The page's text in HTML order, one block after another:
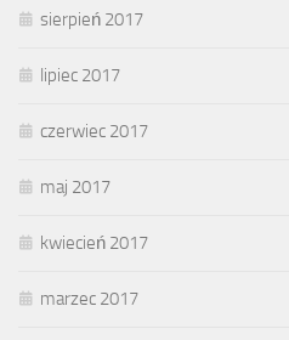
sierpień 2017
lipiec 2017
czerwiec 2017
maj 2017
kwiecień 2017
marzec 2017